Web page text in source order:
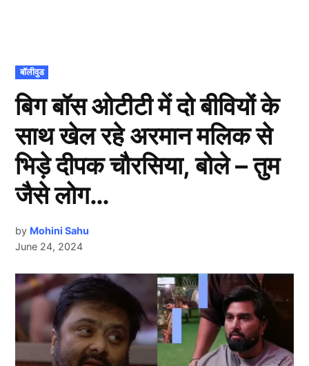
POSTED
IN
बॉलीवुड
बिग बॉस ओटीटी में दो बीवियों के
साथ खेल रहे अरमान मलिक से
भिड़े दीपक चौरसिया, बोले – तुम
जैसे लोग…
by Mohini Sahu
June 24, 2024